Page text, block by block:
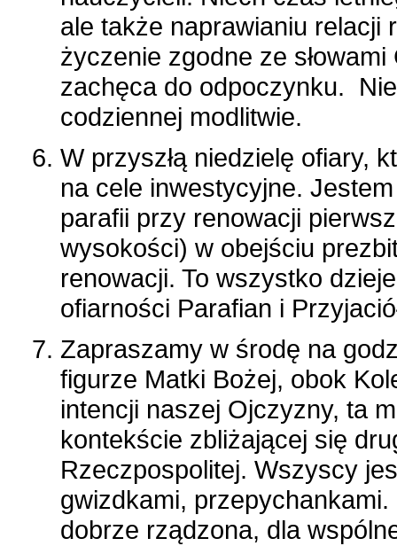
ale także naprawianiu relacji
życzenie zgodne ze
zachęca do odpoczynku.
codziennej modlitwie.
W przyszłą niedzielę ofiary,
na cele inwestycyjne.
parafii przy renowacji
wysokości) w obejściu
renowacji. To wszystko
ofiarności Parafian i
Zapraszamy w środę na
figurze Matki Bożej, obok
intencji naszej Ojczyzny, ta
kontekście zbliżającej się
Rzeczpospolitej. Wszyscy
gwizdkami, przepychankami.
dobrze rządzona, dla